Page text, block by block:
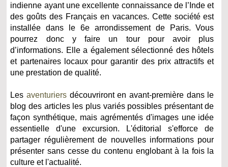
indienne ayant une excellente connaissance de l’Inde et
des goûts des Français en vacances. Cette société est
installée dans le 6e arrondissement de Paris. Vous
pourrez donc y faire un tour pour avoir plus
d’informations. Elle a également sélectionné des hôtels
et partenaires locaux pour garantir des prix attractifs et
une prestation de qualité.
Lesaventuriers découvriront en avant-première dans le
blog des articles les plus variés possibles présentant de
façon synthétique, mais agrémentés d'images une idée
essentielle d'une excursion. L'éditorial s'efforce de
partager régulièrement de nouvelles informations pour
présenter sans cesse du contenu englobant à la fois la
culture et l'actualité.